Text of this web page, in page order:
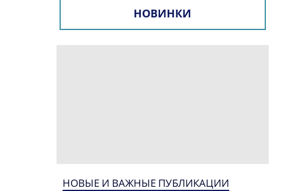
НОВИНКИ
НОВЫЕ И ВАЖНЫЕ ПУБЛИКАЦИИ